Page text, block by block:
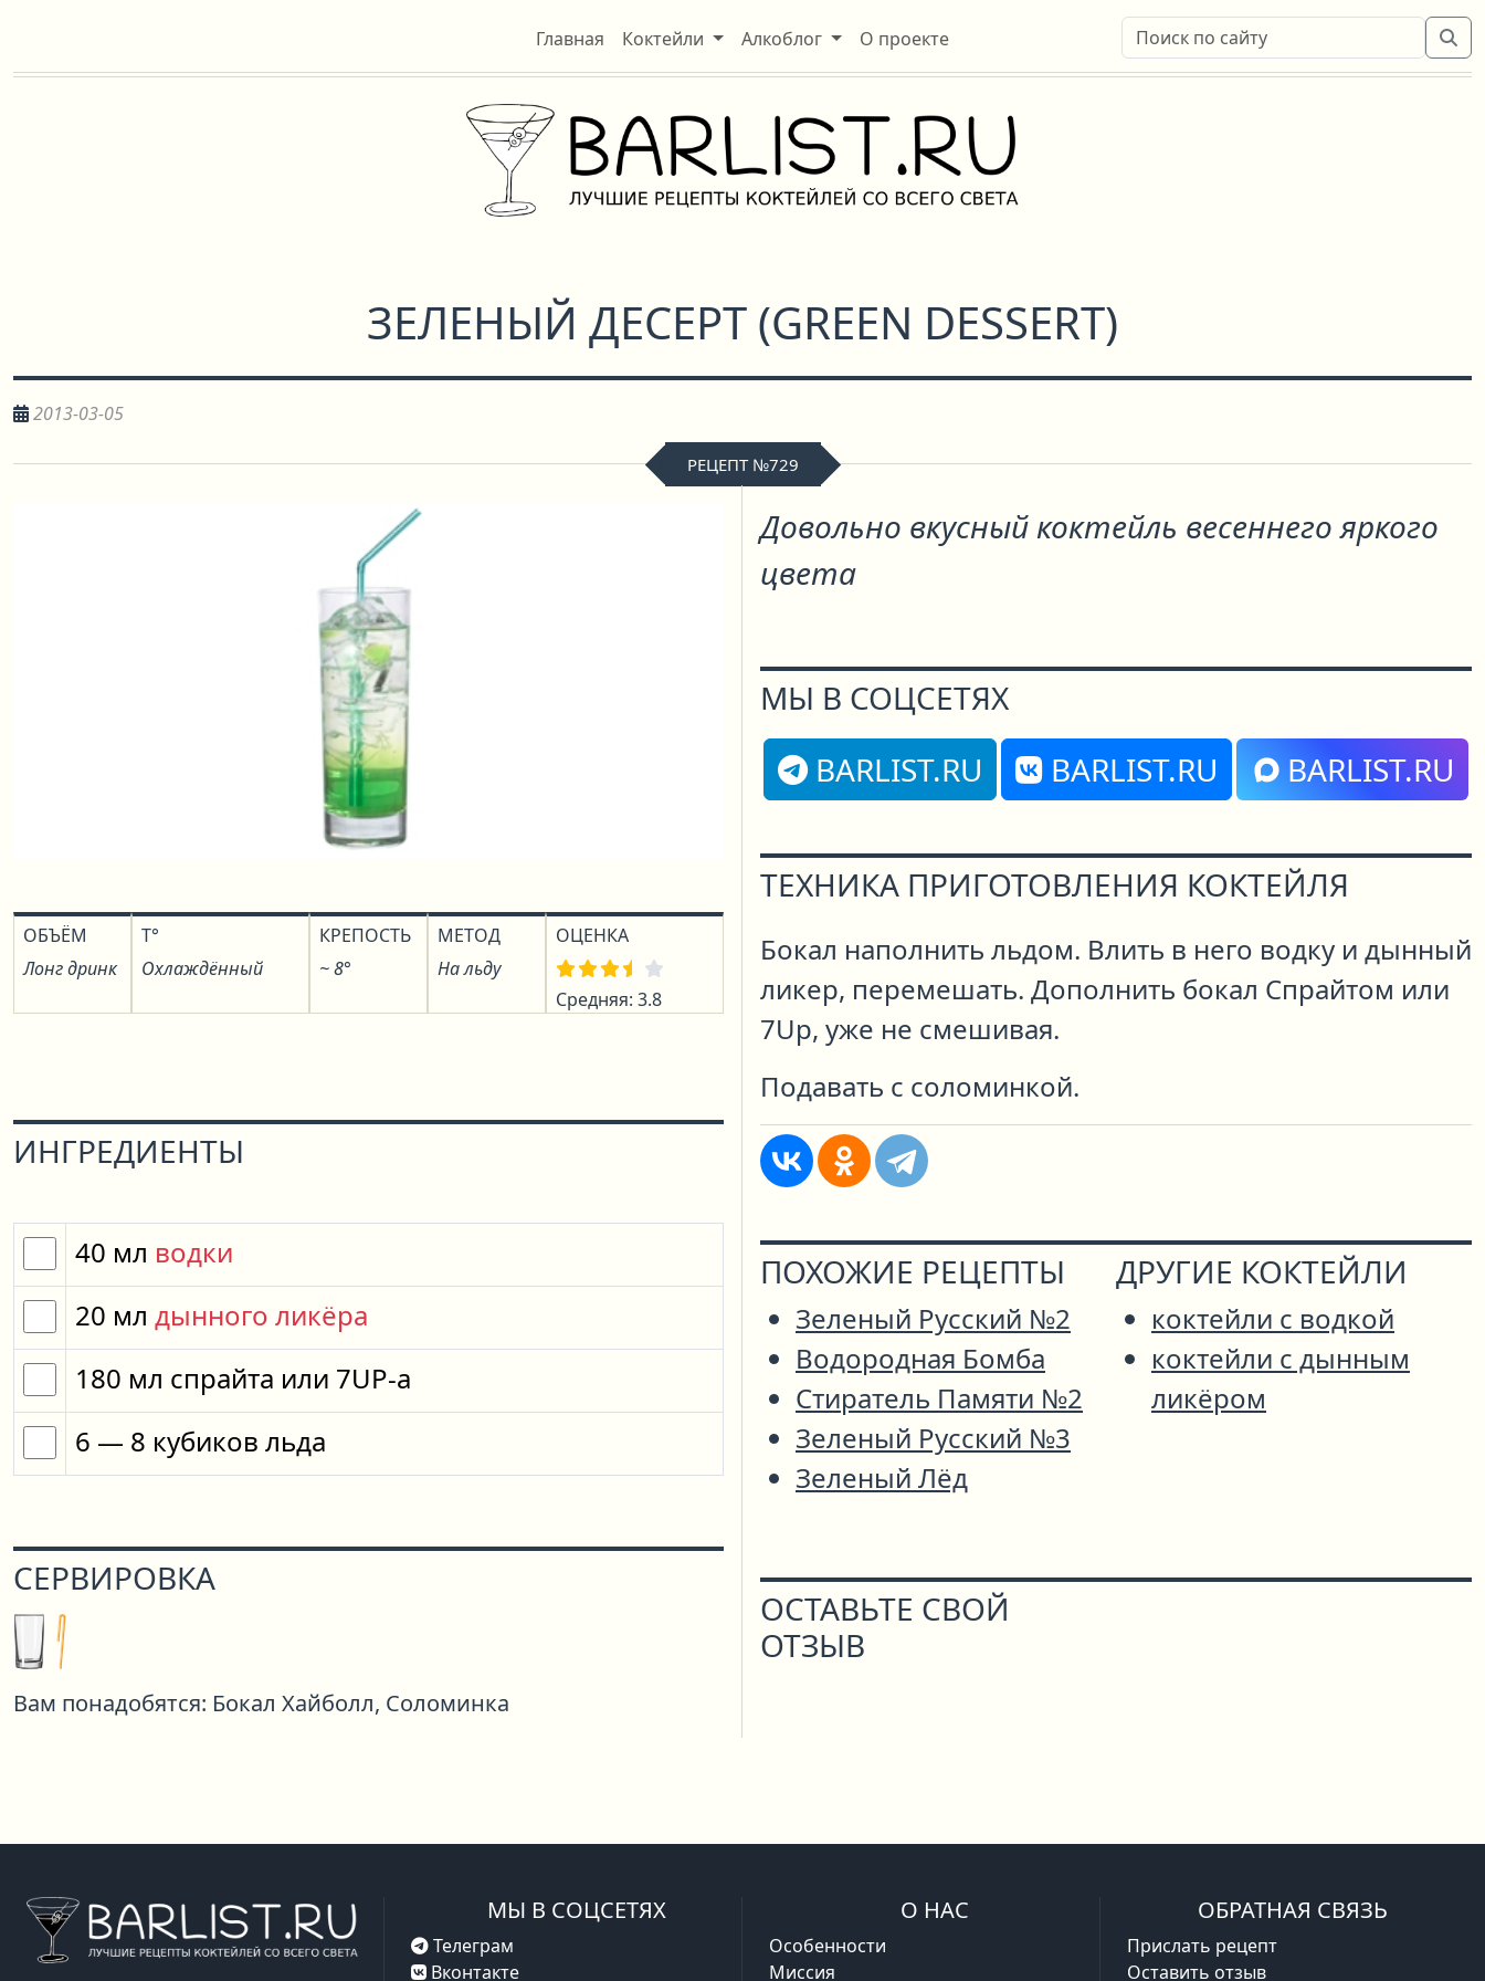
Главная Коктейли Алкоблог О проекте
ЗЕЛЕНЫЙ ДЕСЕРТ (GREEN DESSERT)
2013-03-05
РЕЦЕПТ №729
ОБЪЁМ
Лонг дринк
T°
Охлаждённый
КРЕПОСТЬ
~ 8°
МЕТОД
На льду
ОЦЕНКА
Средняя: 3.8
ИНГРЕДИЕНТЫ
40 мл водки
20 мл дынного ликёра
180 мл спрайта или 7UP-a
6 — 8 кубиков льда
СЕРВИРОВКА
Вам понадобятся: Бокал Хайболл, Соломинка
Довольно вкусный коктейль весеннего яркого
цвета
МЫ В СОЦСЕТЯХ
BARLIST.RU
BARLIST.RU BARLIST.RU
ТЕХНИКА ПРИГОТОВЛЕНИЯ КОКТЕЙЛЯ
Бокал наполнить льдом. Влить в него водку и дынный
ликер, перемешать. Дополнить бокал Спрайтом или
7Up, уже не смешивая.
Подавать с соломинкой.
ПОХОЖИЕ РЕЦЕПТЫ
Зеленый Русский №2
Водородная Бомба
Стиратель Памяти №2
Зеленый Русский №3
Зеленый Лёд
ДРУГИЕ КОКТЕЙЛИ
коктейли с водкой
коктейли с дынным
ликёром
ОСТАВЬТЕ СВОЙ
ОТЗЫВ
МЫ В СОЦСЕТЯХ
Телеграм
Вконтакте
О НАС
Особенности
Миссия
ОБРАТНАЯ СВЯЗЬ
Прислать рецепт
Оставить отзыв